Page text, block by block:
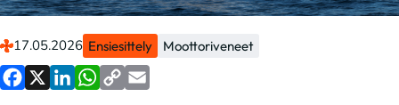
17.05.2026 Ensiesittely Moottoriveneet